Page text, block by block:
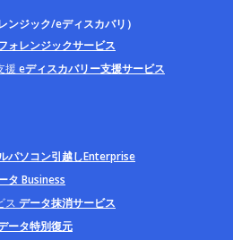
ンジック/eディスカバリ）
ォレンジックサービス
援 eディスカバリー支援サービス
パソコン引越しEnterprise
タ Business
ス データ抹消サービス
ータ特別復元